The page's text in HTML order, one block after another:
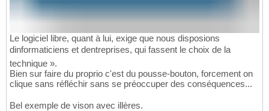
Le logiciel libre, quant à lui, exige que nous disposions
dinformaticiens et dentreprises, qui fassent le choix de la
technique ».
Bien sur faire du proprio c'est du pousse-bouton, forcement on
clique sans réfléchir sans se préoccuper des conséquences...
Bel exemple de vison avec illères.